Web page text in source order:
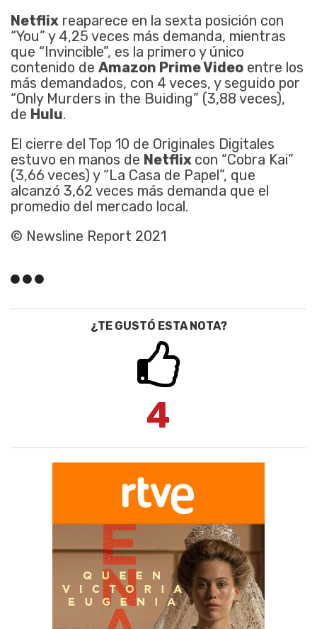
Netflix reaparece en la sexta posición con
“You” y 4,25 veces más demanda, mientras
que “Invincible”, es la primero y único
contenido de Amazon Prime Video entre los
más demandados, con 4 veces, y seguido por
“Only Murders in the Buiding” (3,88 veces),
de Hulu.
El cierre del Top 10 de Originales Digitales
estuvo en manos de Netflix con “Cobra Kai”
(3,66 veces) y “La Casa de Papel”, que
alcanzó 3,62 veces más demanda que el
promedio del mercado local.
© Newsline Report 2021
¿TE GUSTÓ ESTA NOTA?
4